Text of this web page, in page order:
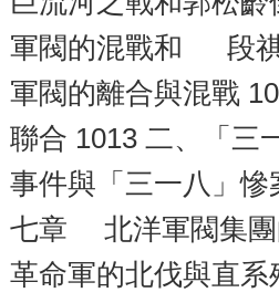
軍閥的混戰和 段祺
軍閥的離合與混戰
聯合 1013 二、「三
事件與「三一八」慘
七章 北洋軍閥集團
革命軍的北伐與直